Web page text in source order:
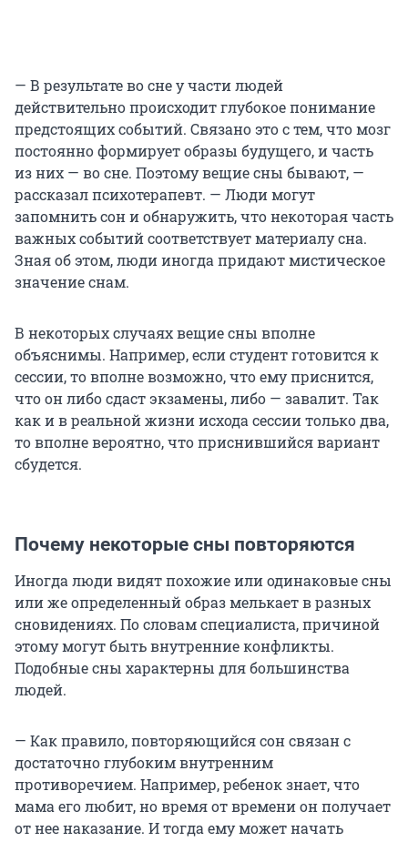
— В результате во сне у части людей
действительно происходит глубокое понимание
предстоящих событий. Связано это с тем, что мозг
постоянно формирует образы будущего, и часть
из них — во сне. Поэтому вещие сны бывают, —
рассказал психотерапевт. — Люди могут
запомнить сон и обнаружить, что некоторая часть
важных событий соответствует материалу сна.
Зная об этом, люди иногда придают мистическое
значение снам.
В некоторых случаях вещие сны вполне
объяснимы. Например, если студент готовится к
сессии, то вполне возможно, что ему приснится,
что он либо сдаст экзамены, либо — завалит. Так
как и в реальной жизни исхода сессии только два,
то вполне вероятно, что приснившийся вариант
сбудется.
Почему некоторые сны повторяются
Иногда люди видят похожие или одинаковые сны
или же определенный образ мелькает в разных
сновидениях. По словам специалиста, причиной
этому могут быть внутренние конфликты.
Подобные сны характерны для большинства
людей.
— Как правило, повторяющийся сон связан с
достаточно глубоким внутренним
противоречием. Например, ребенок знает, что
мама его любит, но время от времени он получает
от нее наказание. И тогда ему может начать